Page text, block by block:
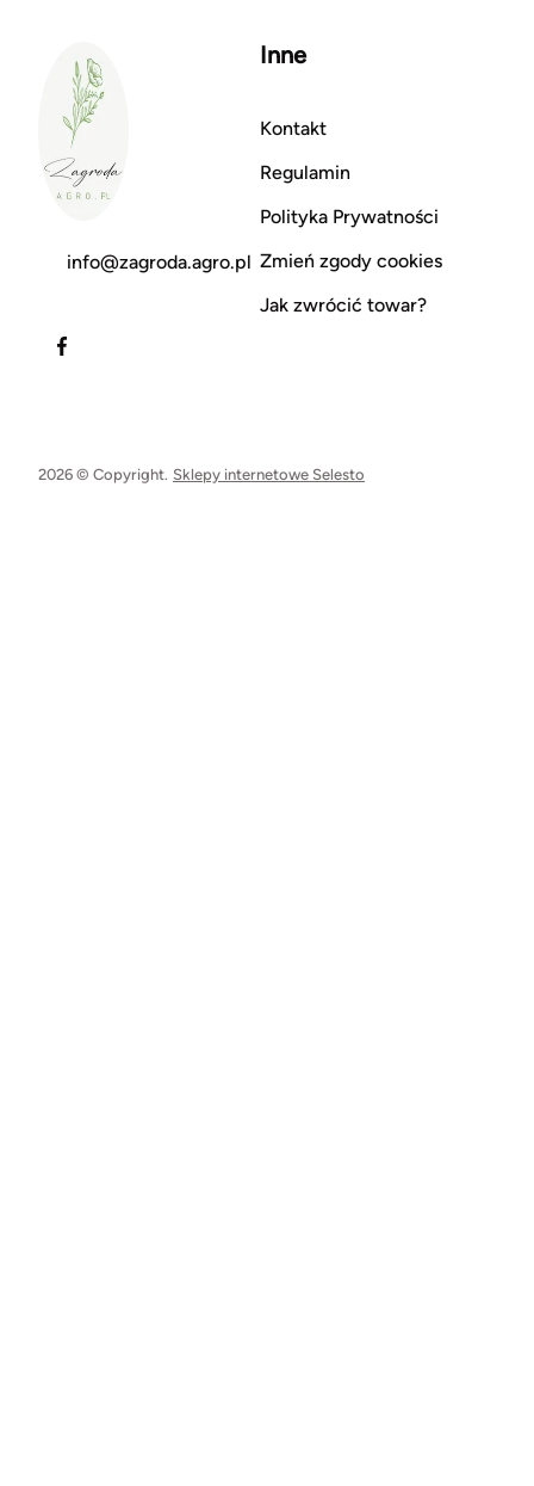
info@zagroda.agro.pl
Inne
Kontakt
Regulamin
Polityka Prywatności
Zmień zgody cookies
Jak zwrócić towar?
2026 © Copyright. Sklepy internetowe Selesto